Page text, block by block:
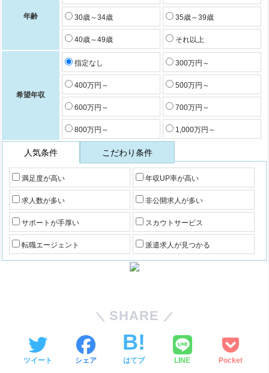
年齢 30歳～34歳 35歳～39歳
40歳～49歳 それ以上
希望年収
指定なし 300万円～
400万円～ 500万円～
600万円～ 700万円～
800万円～ 1,000万円～
人気条件 こだわり条件
満足度が高い 年収UP率が高い
求人数が多い 非公開求人が多い
サポートが手厚い スカウトサービス
転職エージェント 派遣求人が見つかる
SHARE
ツイート シェア はてブ LINE Pocket